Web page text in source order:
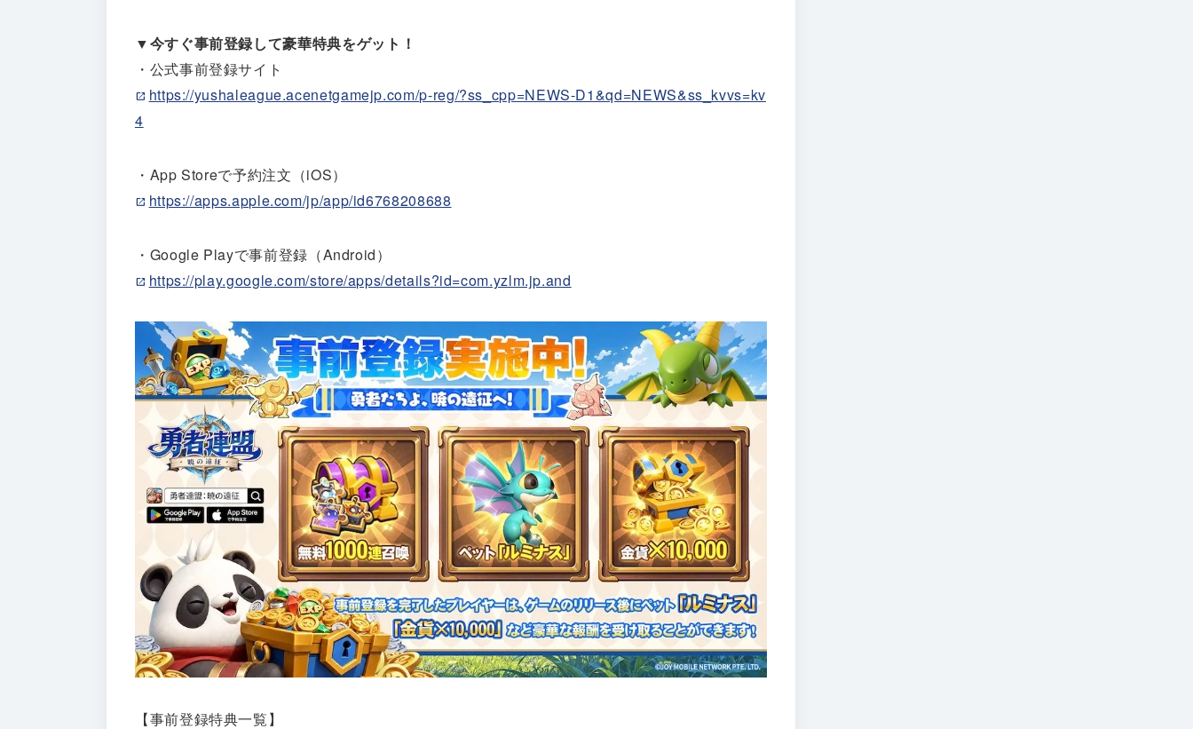
▼今すぐ事前登録して豪華特典をゲット！
・公式事前登録サイト
https://yushaleague.acenetgamejp.com/p-reg/?ss_cpp=NEWS-D1&qd=NEWS&ss_kvvs=kv
4
・App Storeで予約注文（iOS）
https://apps.apple.com/jp/app/id6768208688
・Google Playで事前登録（Android）
https://play.google.com/store/apps/details?id=com.yzlm.jp.and
【事前登録特典一覧】